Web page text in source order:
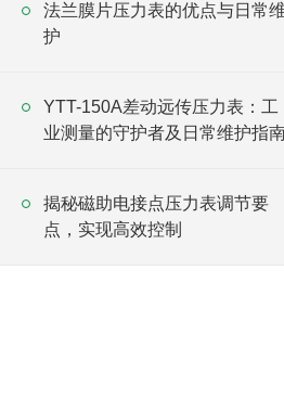
法兰膜片压力表的优点与日常维
护
YTT-150A差动远传压力表：工
业测量的守护者及日常维护指
揭秘磁助电接点压力表调节要
点，实现高效控制